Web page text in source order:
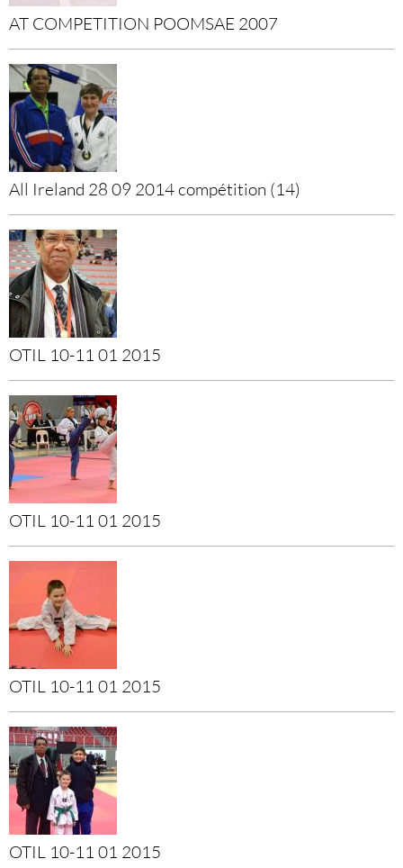
AT COMPETITION POOMSAE 2007
All Ireland 28 09 2014 compétition (14)
OTIL 10-11 01 2015
OTIL 10-11 01 2015
OTIL 10-11 01 2015
OTIL 10-11 01 2015